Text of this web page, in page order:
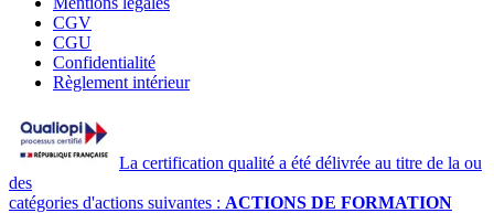
CGV
CGU
Confidentialité
Règlement intérieur
La certification qualité a été délivrée au titre de la ou
des
catégories d'actions suivantes : ACTIONS DE FORMATION